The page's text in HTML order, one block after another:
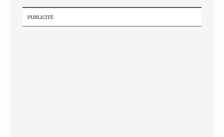
PUBLICITÉ